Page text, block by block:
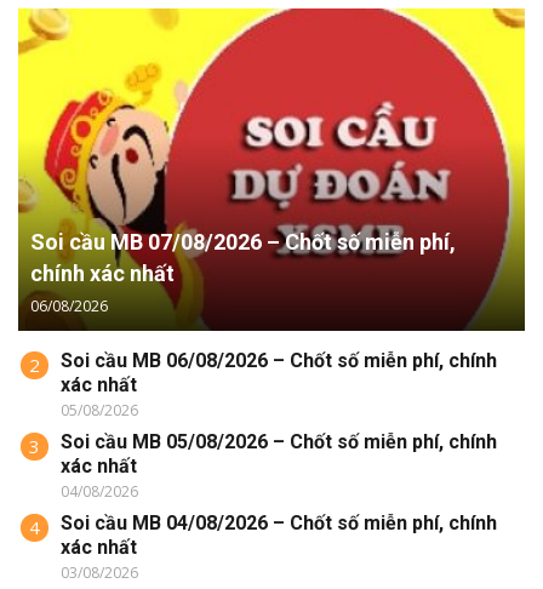
Soi cầu MB 07/08/2026 – Chốt số miễn phí,
chính xác nhất
06/08/2026
2
Soi cầu MB 06/08/2026 – Chốt số miễn phí, chính
xác nhất
05/08/2026
3
Soi cầu MB 05/08/2026 – Chốt số miễn phí, chính
xác nhất
04/08/2026
4
Soi cầu MB 04/08/2026 – Chốt số miễn phí, chính
xác nhất
03/08/2026